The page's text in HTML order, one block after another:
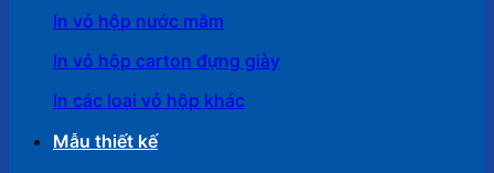
In vỏ hộp nước mắm
In vỏ hộp carton đựng giày
In các loại vỏ hộp khác
Mẫu thiết kế